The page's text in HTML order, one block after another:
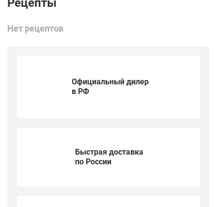
Нет рецептов
Официальный дилер
в РФ
Быстрая доставка
по России